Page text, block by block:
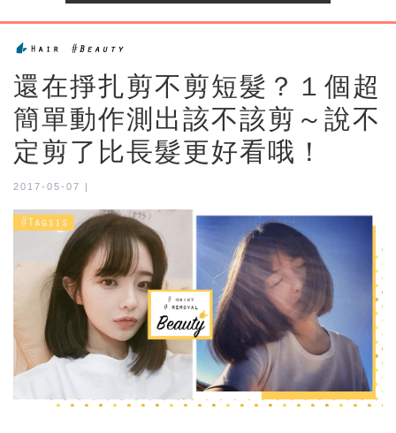
還在掙扎剪不剪短髮？１個超
簡單動作測出該不該剪～說不
定剪了比長髮更好看哦！
2017-05-07 |